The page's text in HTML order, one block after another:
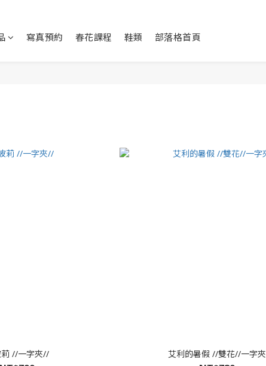
寫真預約 春花課程 鞋類 部落格首頁
//一字夾// 艾利的暑假 //雙花//一字夾